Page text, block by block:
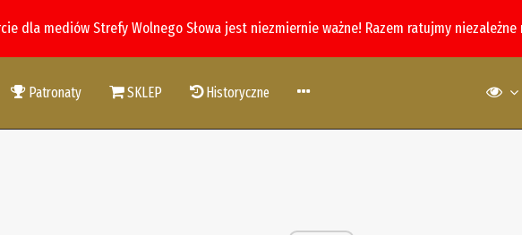
dla mediów Strefy Wolnego Słowa jest niezmiernie ważne! Razem ratujmy
Patronaty SKLEP Historyczne